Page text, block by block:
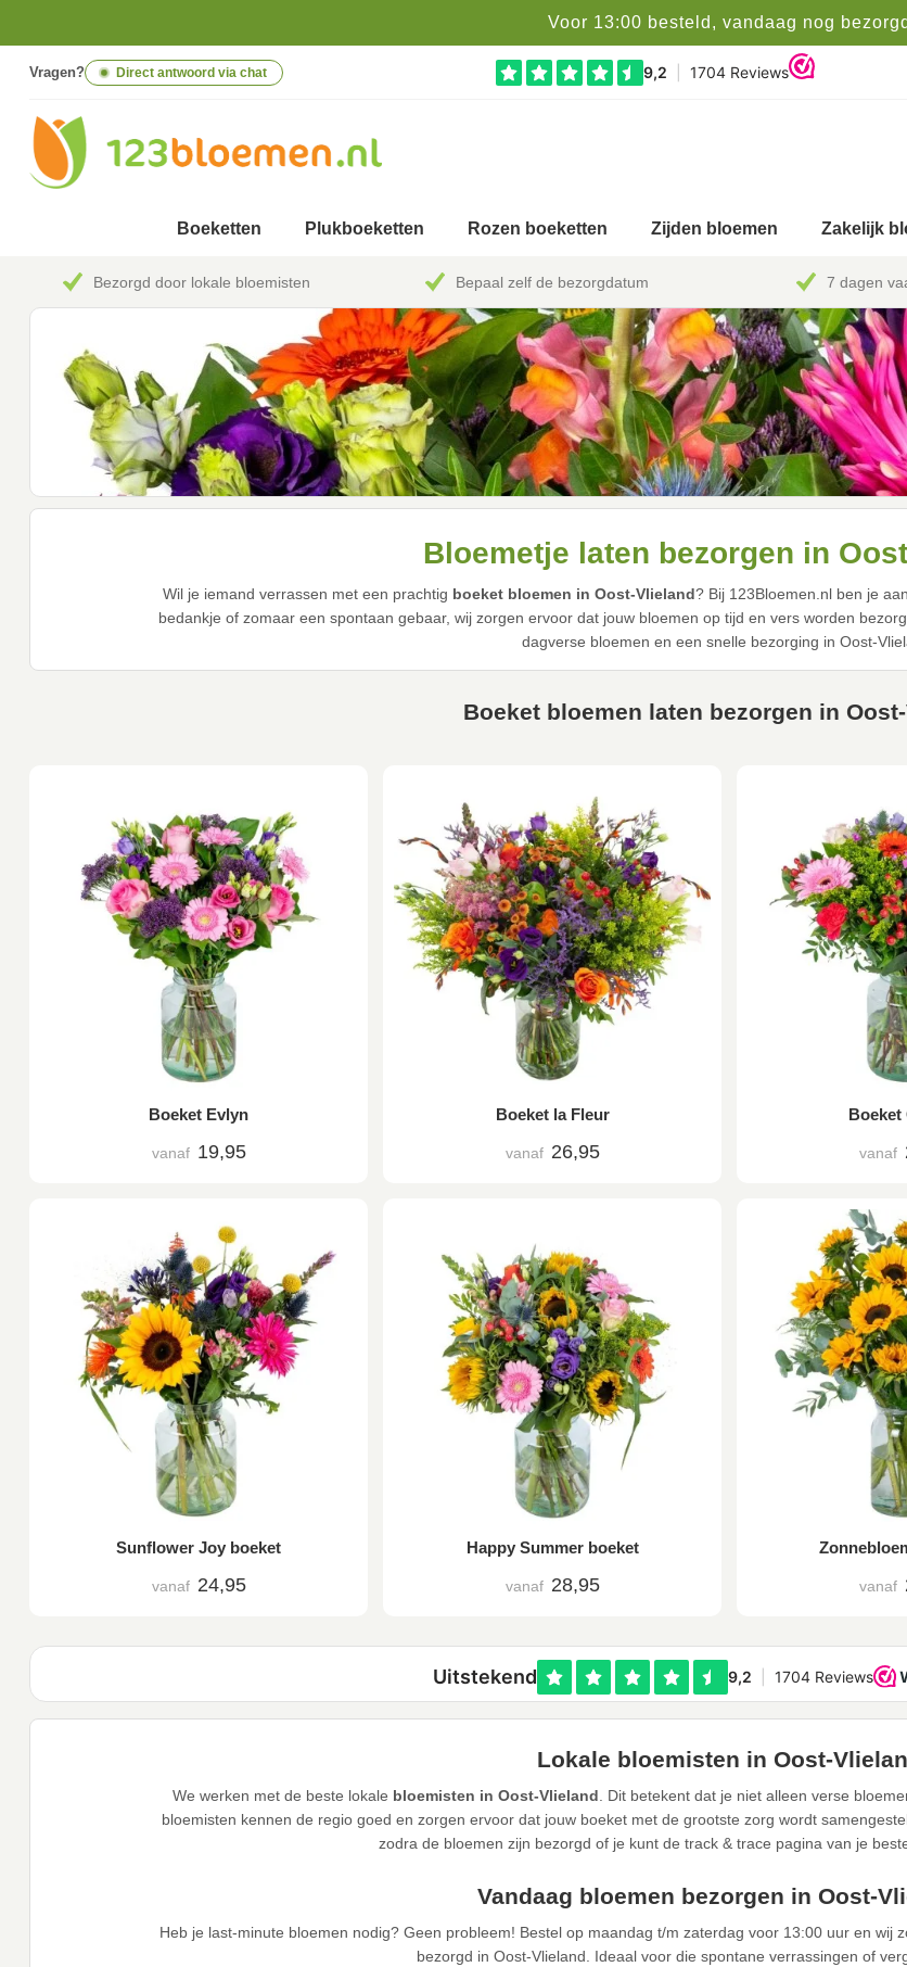
Voor 13:00 besteld, vandaag nog bezorgd
Vragen? Direct antwoord via chat
Boeketten Plukboeketten Rozen boeketten Zijden bloemen Zakelijk
Bezorgd door lokale bloemisten Bepaal zelf de bezorgdatum 7 dagen
Bloemetje laten bezorgen in
Wil je iemand verrassen met een prachtig boeket bloemen in Oost-Vlieland? Bij 123Bloemen.nl ben je
bedankje of zomaar een spontaan gebaar, wij zorgen ervoor dat jouw bloemen op tijd en vers worden
dagverse bloemen en een snelle bezorging in Oost-
Boeket bloemen laten bezorgen in
Boeket Evlyn
vanaf 19,95
Boeket la Fleur
vanaf 26,95
Boeket
vanaf
Sunflower Joy boeket
vanaf 24,95
Happy Summer boeket
vanaf 28,95 vanaf
Lokale bloemisten in Oost-
We werken met de beste lokale bloemisten in Oost-Vlieland . Dit betekent dat je niet alleen verse
bloemisten kennen de regio goed en zorgen ervoor dat jouw boeket met de grootste zorg wordt
zodra de bloemen zijn bezorgd of je kunt de track & trace pagina van je
Vandaag bloemen bezorgen in Oost-
Heb je last-minute bloemen nodig? Geen probleem! Bestel op maandag t/m zaterdag voor 13:00 uur en wij
bezorgd in Oost-Vlieland. Ideaal voor die spontane verrassingen of